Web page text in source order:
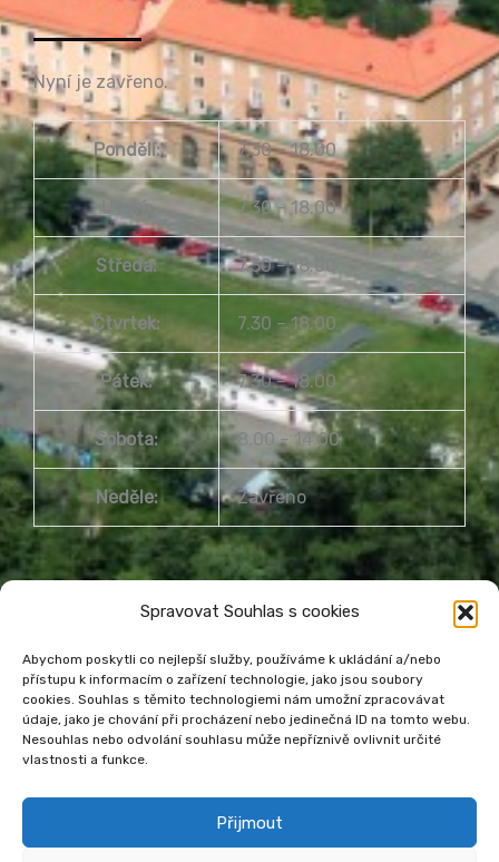
Spravovat Souhlas s cookies
Abychom poskytli co nejlepší služby, používáme k ukládání a/nebo
přístupu k informacím o zařízení technologie, jako jsou soubory
cookies. Souhlas s těmito technologiemi nám umožní zpracovávat
údaje, jako je chování při procházení nebo jedinečná ID na tomto webu.
Nesouhlas nebo odvolání souhlasu může nepříznivě ovlivnit určité
vlastnosti a funkce.
Přijmout
Nyní je zavřeno.
Pondělí: 7.30 – 18.00
Úterý: 7.30 – 18.00
Středa: 7.30 – 18.00
Čtvrtek: 7.30 – 18.00
Pátek: 7.30 – 18.00
Sobota: 8.00 – 14.00
Neděle: Zavřeno
Městská knihovna Havířov
Prohlášení o přístupnosti webu
Zásady cookies